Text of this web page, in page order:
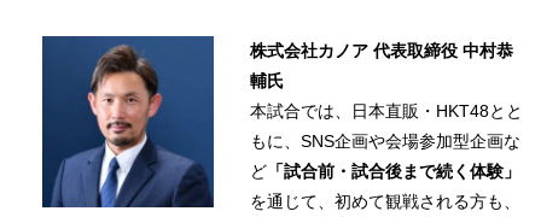
株式会社カノア 代表取締役 中村恭
輔氏
本試合では、日本直販・HKT48とと
もに、SNS企画や会場参加型企画な
ど 「試合前・試合後まで続く体験」
を通じて、初めて観戦される方も、